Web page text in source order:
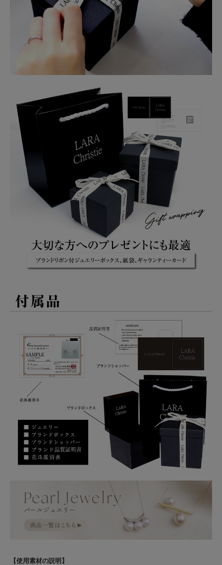
【使用素材の説明】